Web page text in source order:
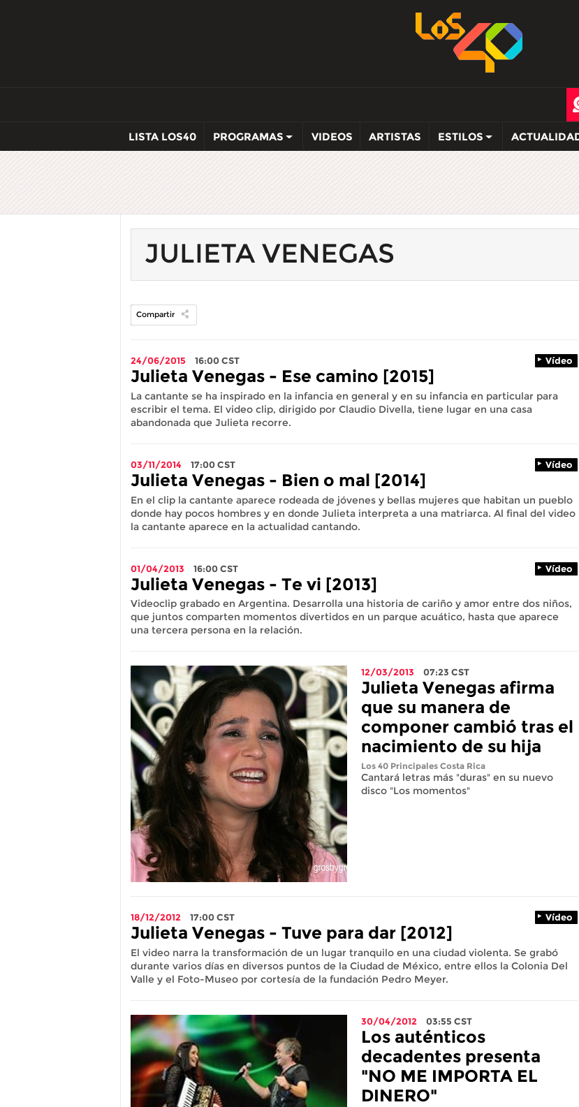
LISTA LOS40 PROGRAMAS VIDEOS ARTISTAS ESTILOS
JULIETA VENEGAS
Compartir
24/06/2015 16:00CST Vídeo
Julieta Venegas - Ese camino [2015]
La cantante se ha inspirado en la infancia en general y en su infancia en particular para
escribir el tema. El video clip, dirigido por Claudio Divella, tiene lugar en una casa
abandonada que Julieta recorre.
03/11/2014 17:00CST Vídeo
Julieta Venegas - Bien o mal [2014]
En el clip la cantante aparece rodeada de jóvenes y bellas mujeres que habitan un pueblo
donde hay pocos hombres y en donde Julieta interpreta a una matriarca. Al final del video
la cantante aparece en la actualidad cantando.
01/04/2013 16:00CST Vídeo
Julieta Venegas - Te vi [2013]
Videoclip grabado en Argentina. Desarrolla una historia de cariño y amor entre dos niños,
que juntos comparten momentos divertidos en un parque acuático, hasta que aparece
una tercera persona en la relación.
12/03/2013 07:23 CST
Julieta Venegas afirma
que su manera de
componer cambió tras el
nacimiento de su hija
Los 40 Principales Costa Rica
Cantará letras más "duras" en su nuevo
disco "Los momentos"
18/12/2012 17:00CST Vídeo
Julieta Venegas - Tuve para dar [2012]
El video narra la transformación de un lugar tranquilo en una ciudad violenta. Se grabó
durante varios días en diversos puntos de la Ciudad de México, entre ellos la Colonia Del
Valle y el Foto-Museo por cortesía de la fundación Pedro Meyer.
30/04/2012 03:55 CST
Los auténticos
decadentes presenta
"NO ME IMPORTA EL
DINERO"